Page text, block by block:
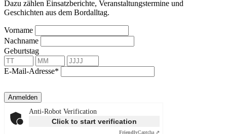
Dazu zählen Einsatzberichte, Veranstaltungstermine und
Geschichten aus dem Bordalltag.
Vorname
Nachname
Geburtstag
E-Mail-Adresse*
Anmelden
Anti-Robot Verification
Click to start verification
FriendlyCaptcha ⇗